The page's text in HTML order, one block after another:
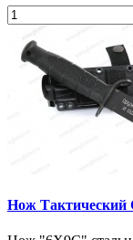
Нож Тактический